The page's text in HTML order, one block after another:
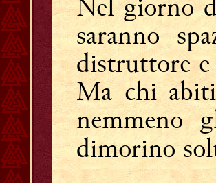
Nel giorno
saranno
distruttore
Ma chi
nemmeno
dimorino